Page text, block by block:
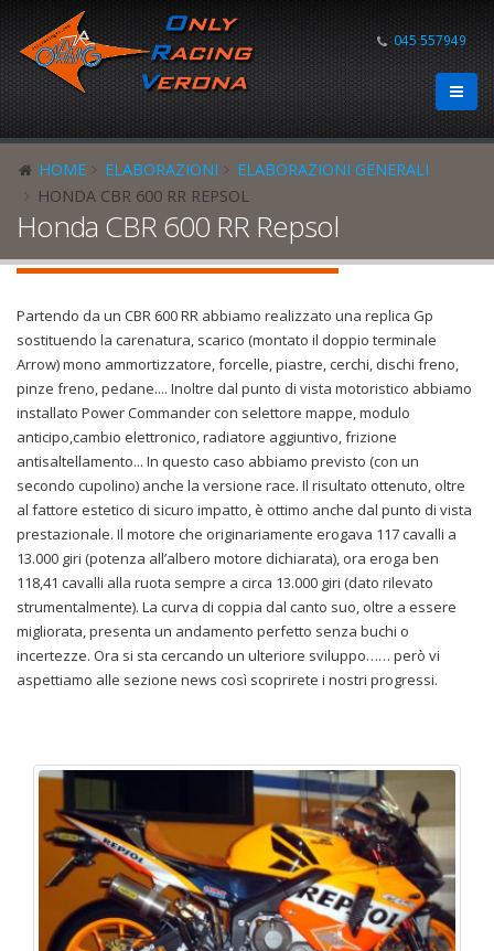
045 557949
HOME ELABORAZIONI
ELABORAZIONI GENERALI
HONDA CBR 600 RR REPSOL
Honda CBR 600 RR Repsol
Partendo da un CBR 600 RR abbiamo realizzato una replica Gp
sostituendo la carenatura, scarico (montato il doppio terminale
Arrow) mono ammortizzatore, forcelle, piastre, cerchi, dischi freno,
pinze freno, pedane.... Inoltre dal punto di vista motoristico abbiamo
installato Power Commander con selettore mappe, modulo
anticipo,cambio elettronico, radiatore aggiuntivo, frizione
antisaltellamento... In questo caso abbiamo previsto (con un
secondo cupolino) anche la versione race. Il risultato ottenuto, oltre
al fattore estetico di sicuro impatto, è ottimo anche dal punto di vista
prestazionale. Il motore che originariamente erogava 117 cavalli a
13.000 giri (potenza all’albero motore dichiarata), ora eroga ben
118,41 cavalli alla ruota sempre a circa 13.000 giri (dato rilevato
strumentalmente). La curva di coppia dal canto suo, oltre a essere
migliorata, presenta un andamento perfetto senza buchi o
incertezze. Ora si sta cercando un ulteriore sviluppo…… però vi
aspettiamo alle sezione news così scoprirete i nostri progressi.